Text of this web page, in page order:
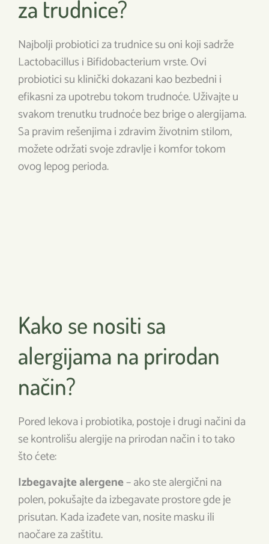
za trudnice?
Najbolji probiotici za trudnice su oni koji sadrže
Lactobacillus i Bifidobacterium vrste. Ovi
probiotici su klinički dokazani kao bezbedni i
efikasni za upotrebu tokom trudnoće. Uživajte u
svakom trenutku trudnoće bez brige o alergijama.
Sa pravim rešenjima i zdravim životnim stilom,
možete održati svoje zdravlje i komfor tokom
ovog lepog perioda.
Kako se nositi sa
alergijama na prirodan
način?
Pored lekova i probiotika, postoje i drugi načini da
se kontrolišu alergije na prirodan način i to tako
što ćete:
Izbegavajte alergene– ako ste alergični na
polen, pokušajte da izbegavate prostore gde je
prisutan. Kada izađete van, nosite masku ili
naočare za zaštitu.